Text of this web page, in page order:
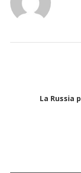
La Russia